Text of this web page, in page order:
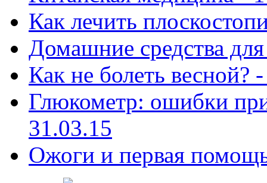
Как лечить
Домашние средства
Как не болеть весной?
Глюкометр: ошибки
31.03.15
Ожоги и первая